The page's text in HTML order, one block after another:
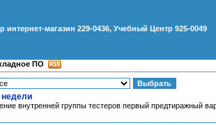
интернет-магазин 229-0436, Учебный Центр 925-0049
ПО
внутренней группы тестеров первый предтиражный